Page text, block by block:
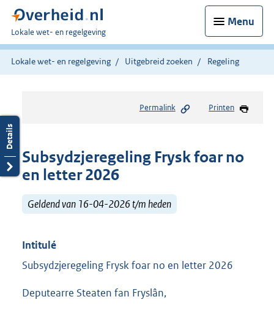
Menu
U
bent
hier:
Lokale wet- en regelgeving
Lokale wet- en regelgeving Uitgebreid zoeken Regeling
Permalink Printen
Subsydzjeregeling Frysk foar no
en letter 2026
Geldend van 16-04-2026 t/m heden
Intitulé
Subsydzjeregeling Frysk foar no en letter 2026
Deputearre Steaten fan Fryslân,